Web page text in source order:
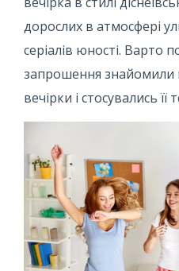
дорослих в атмосфері
серіалів юності. Варто
запрошення знайомили
вечірки і стосувались її